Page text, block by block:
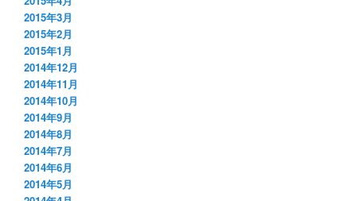
2015年3月
2015年2月
2015年1月
2014年12月
2014年11月
2014年10月
2014年9月
2014年8月
2014年7月
2014年6月
2014年5月